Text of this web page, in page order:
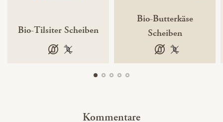
Bio-Tilsiter Scheiben
laktosefrei100 % gentechnikfrei
Bio-Butterkäse
Scheiben
laktosefrei
100 %
Kommentare